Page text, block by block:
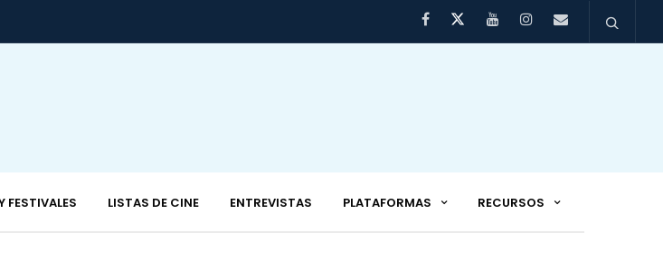
FESTIVALES LISTAS DE CINE ENTREVISTAS PLATAFORMAS RECURSOS